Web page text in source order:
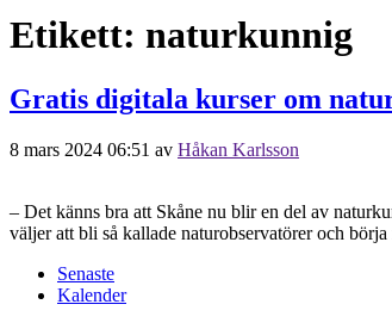
Etikett: naturkunnig
Gratis digitala kurser om
8 mars 2024 06:51 av Håkan Karlsson
– Det känns bra att Skåne nu blir en del av
väljer att bli så kallade naturobservatörer och
Senaste
Kalender